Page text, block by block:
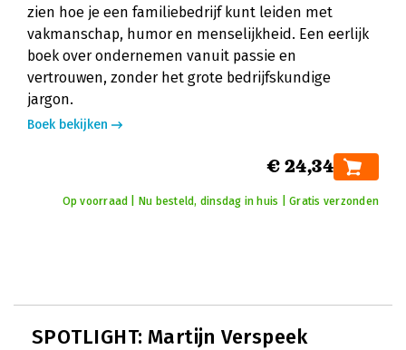
zien hoe je een familiebedrijf kunt leiden met
vakmanschap, humor en menselijkheid. Een eerlijk
boek over ondernemen vanuit passie en
vertrouwen, zonder het grote bedrijfskundige
jargon.
Boek bekijken
€ 24,34
Op voorraad | Nu besteld, dinsdag in huis | Gratis verzonden
SPOTLIGHT: Martijn Verspeek